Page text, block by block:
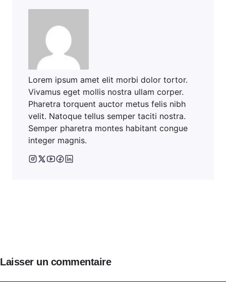
Lorem ipsum amet elit morbi dolor tortor.
Vivamus eget mollis nostra ullam corper.
Pharetra torquent auctor metus felis nibh
velit. Natoque tellus semper taciti nostra.
Semper pharetra montes habitant congue
integer magnis.
Laisser un commentaire